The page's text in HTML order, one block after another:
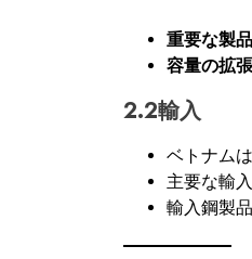
重要な製品
容量の拡張
2.2輸入
ベトナム
主要な輸
輸入鋼製